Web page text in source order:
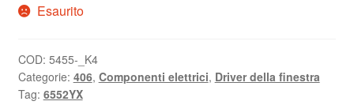
Esaurito
COD: 5455-_K4
Categorie: 406, Componenti elettrici, Driver della finestra
Tag: 6552YX